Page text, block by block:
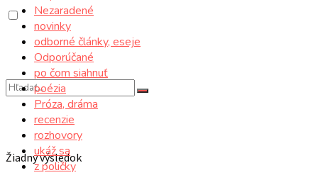
Žiadny výsledok
Nezaradené
novinky
odborné články, eseje
Odporúčané
po čom siahnuť
poézia
Próza, dráma
recenzie
rozhovory
ukáž sa
z poličky